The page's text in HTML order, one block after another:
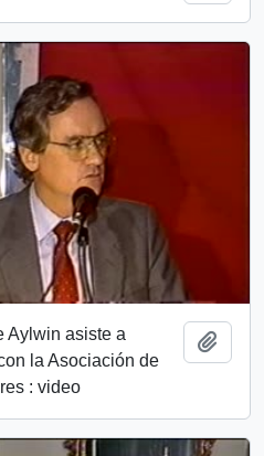
Aylwin asiste a
la Asociación de
: video
Add